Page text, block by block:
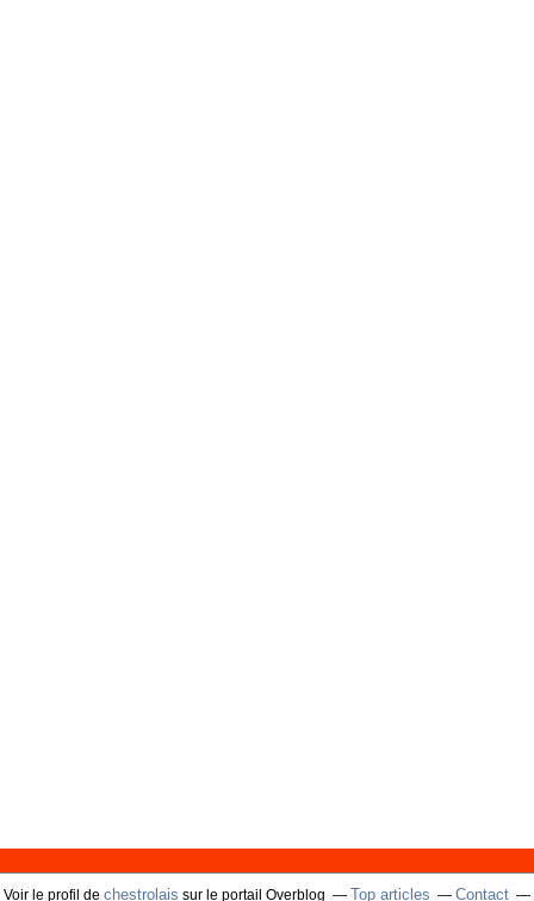
Voir le profil de chestrolais sur le portail Overblog Top articles Contact